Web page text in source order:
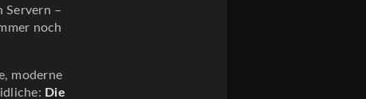
Servern –
noch
moderne
Die